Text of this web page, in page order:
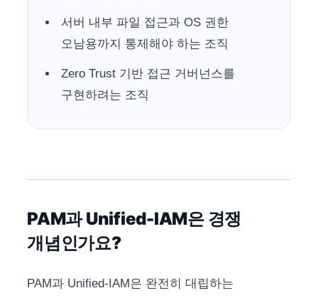
서버 내부 파일 접근과 OS 권한
오남용까지 통제해야 하는 조직
Zero Trust 기반 접근 거버넌스를
구현하려는 조직
PAM과 Unified-IAM은 경쟁
개념인가요?
PAM과 Unified-IAM은 완전히 대립하는